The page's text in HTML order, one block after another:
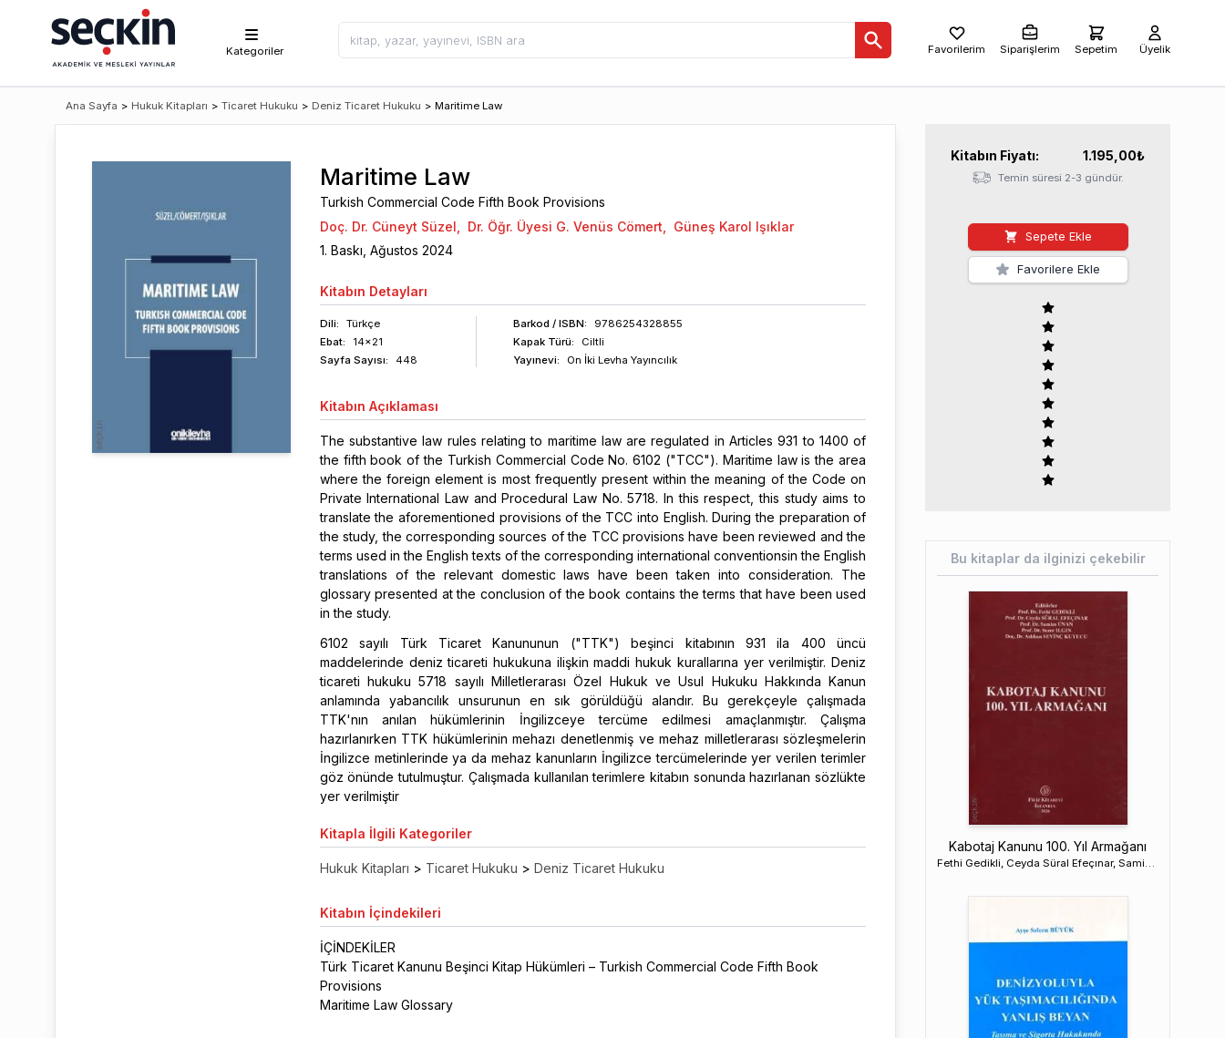
Kategoriler Favorilerim Siparişlerim Sepetim Üyelik
Ana Sayfa > Hukuk Kitapları > Ticaret Hukuku > Deniz Ticaret Hukuku > Maritime Law
Maritime Law
Turkish Commercial Code Fifth Book Provisions
Doç. Dr. Cüneyt Süzel
Dr. Öğr. Üyesi G. Venüs Cömert
Güneş Karol Işıklar
1. Baskı, Ağustos 2024
Kitabın Detayları
Dili:
Türkçe
Ebat:
14x21
Sayfa Sayısı: 448
Barkod / ISBN:
9786254328855
Kapak Türü:
Ciltli
Yayınevi:
On İki Levha Yayıncılık
Kitabın Açıklaması
The substantive law rules relating to maritime law are regulated in Articles 931 to 1400 of
the fifth book of the Turkish Commercial Code No. 6102 ("TCC"). Maritime law is the area
where the foreign element is most frequently present within the meaning of the Code on
Private International Law and Procedural Law No. 5718. In this respect, this study aims to
translate the aforementioned provisions of the TCC into English. During the preparation of
the study, the corresponding sources of the TCC provisions have been reviewed and the
terms used in the English texts of the corresponding international conventionsin the English
translations of the relevant domestic laws have been taken into consideration. The
glossary presented at the conclusion of the book contains the terms that have been used
in the study.
6102 sayılı Türk Ticaret Kanununun ("TTK") beşinci kitabının 931 ila 400 üncü
maddelerinde deniz ticareti hukukuna ilişkin maddi hukuk kurallarına yer verilmiştir. Deniz
ticareti hukuku 5718 sayılı Milletlerarası Özel Hukuk ve Usul Hukuku Hakkında Kanun
anlamında yabancılık unsurunun en sık görüldüğü alandır. Bu gerekçeyle çalışmada
TTK'nın anılan hükümlerinin İngilizceye tercüme edilmesi amaçlanmıştır. Çalışma
hazırlanırken TTK hükümlerinin mehazı denetlenmiş ve mehaz milletlerarası sözleşmelerin
İngilizce metinlerinde ya da mehaz kanunların İngilizce tercümelerinde yer verilen terimler
göz önünde tutulmuştur. Çalışmada kullanılan terimlere kitabın sonunda hazırlanan sözlükte
yer verilmiştir
Kitapla İlgili Kategoriler
Hukuk Kitapları > Ticaret Hukuku > Deniz Ticaret Hukuku
Kitabın İçindekileri
İÇİNDEKİLER
Türk Ticaret Kanunu Beşinci Kitap Hükümleri – Turkish Commercial Code Fifth Book
Provisions
Maritime Law Glossary
Kitabın Fiyatı: 1.195,00₺
Temin süresi 2-3 gündür.
Sepete Ekle
Favorilere Ekle
Bu kitaplar da ilginizi çekebilir
Kabotaj Kanunu 100. Yıl Armağanı
Fethi Gedikli, Ceyda Süral Efeçınar, Samim Ünan,